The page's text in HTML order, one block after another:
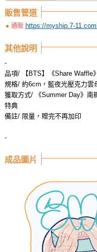
販售管道
通販 https://myship.7-
其他說明
-
品項/ 【BTS】《Share Waffle
規格/ 約6cm，藍夜光壓克力雲
獲取方式/ 《Summer Day》
特典
備註/ 限量，贈完不再加印
-
成品圖片